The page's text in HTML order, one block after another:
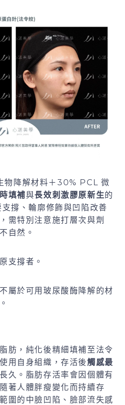
物降解材料＋30% PCL 微
填補與長效刺激膠原新生的
撐、輪廓修飾與凹陷改善
需特別注意施打層次與劑
自然。
支撐者。
屬於可用玻尿酸酶降解的材
肪，純化後精細填補至法令
用自身組織，存活後觸感最
久。脂肪存活率會因個體有
著人體胖瘦變化而持續存
圍的中臉凹陷、臉部流失感